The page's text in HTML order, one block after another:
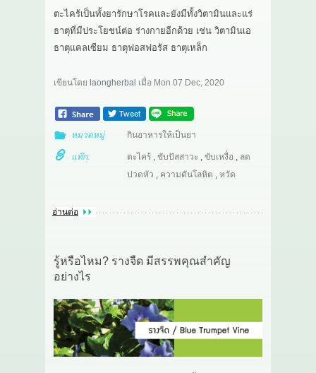
ตะไคร้เป็นทั้งยารักษาโรคและยังมีทั้งวิตามินและแร่
ธาตุที่มีประโยชน์ต่อ ร่างกายอีกด้วย เช่น วิตามินเอ
ธาตุแคลเซียม ธาตุฟอสฟอรัส ธาตุเหล็ก
เขียนโดย laongherbal เมื่อ Mon 07 Dec, 2020
หมวดหมู่ กินอาหารให้เป็นยา
แท๊ก: ตะไคร้, ขับปัสสาวะ , ขับเหงื่อ , ลด
ปวดหัว , ความดันโลหิต , หวัด
อ่านต่อ
รู้หรือไหม? รางจืด มีสรรพคุณสำคัญ
อย่างไร